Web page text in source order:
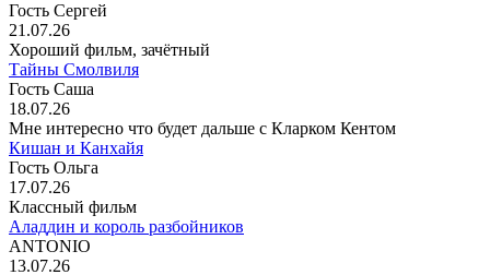
Гость Сергей
21.07.26
Хороший фильм, зачётный
Тайны Смолвиля
Гость Саша
18.07.26
Мне интересно что будет дальше с Кларком Кентом
Кишан и Канхайя
Гость Ольга
17.07.26
Классный фильм
Аладдин и король разбойников
ANTONIO
13.07.26